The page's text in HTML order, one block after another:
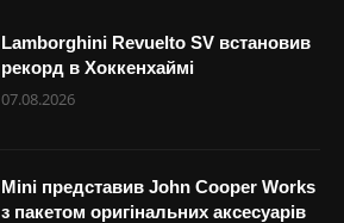
Lamborghini Revuelto SV встановив
рекорд в Хоккенхаймі
07.08.2026
Mini представив John Cooper Works
з пакетом оригінальних аксесуарів